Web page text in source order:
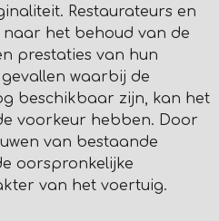
Restaurateurs en
het behoud van de
prestaties van hun
waarbij de
beschikbaar zijn, kan het
voorkeur hebben. Door
van bestaande
oorspronkelijke
van het voertuig.